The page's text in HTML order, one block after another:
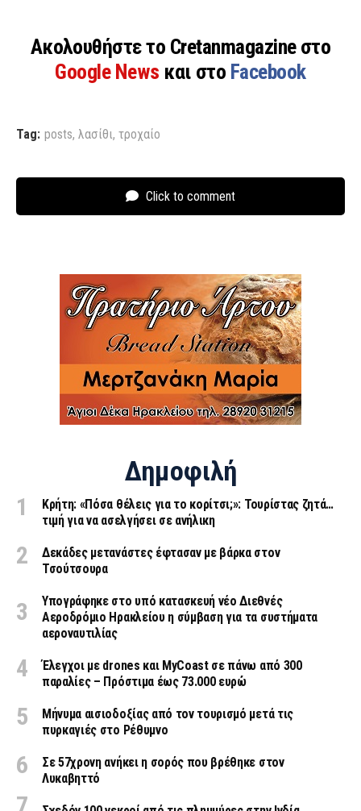
Ακολουθήστε το Cretanmagazine στο
Google News και στο Facebook
Tag: posts, λασίθι, τροχαίο
Click to comment
Δημοφιλή
Κρήτη: «Πόσα θέλεις για το κορίτσι;»: Τουρίστας ζητά…
τιμή για να ασελγήσει σε ανήλικη
Δεκάδες μετανάστες έφτασαν με βάρκα στον
Τσούτσουρα
Υπογράφηκε στο υπό κατασκευή νέο Διεθνές
Αεροδρόμιο Ηρακλείου η σύμβαση για τα συστήματα
αεροναυτιλίας
Έλεγχοι με drones και MyCoast σε πάνω από 300
παραλίες – Πρόστιμα έως 73.000 ευρώ
Μήνυμα αισιοδοξίας από τον τουρισμό μετά τις
πυρκαγιές στο Ρέθυμνο
Σε 57χρονη ανήκει η σορός που βρέθηκε στον
Λυκαβηττό